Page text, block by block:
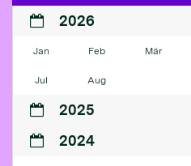
2026
Jan Feb Mär
Jul Aug
2025
2024